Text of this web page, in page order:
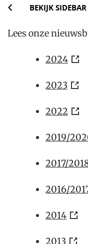
BEKIJK SIDEBAR
Lees onze
2024
2023
2022
2019/
2017/
2016/
2014
2013